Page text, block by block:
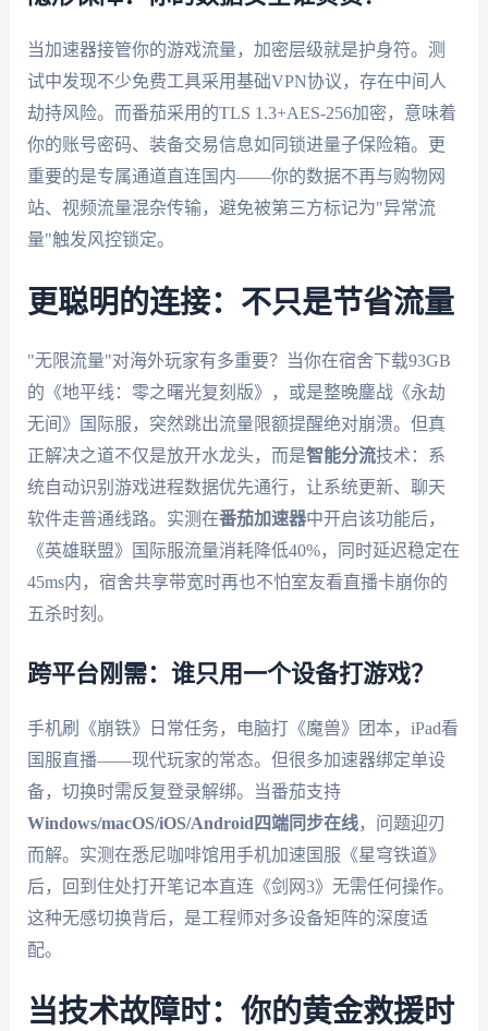
当加速器接管你的游戏流量，加密层级就是护身符。测
试中发现不少免费工具采用基础VPN协议，存在中间人
劫持风险。而番茄采用的TLS 1.3+AES-256加密，意味着
你的账号密码、装备交易信息如同锁进量子保险箱。更
重要的是专属通道直连国内——你的数据不再与购物网
站、视频流量混杂传输，避免被第三方标记为"异常流
量"触发风控锁定。
更聪明的连接：不只是节省流量
"无限流量"对海外玩家有多重要？当你在宿舍下载93GB
的《地平线：零之曙光复刻版》，或是整晚鏖战《永劫
无间》国际服，突然跳出流量限额提醒绝对崩溃。但真
正解决之道不仅是放开水龙头，而是智能分流技术：系
统自动识别游戏进程数据优先通行，让系统更新、聊天
软件走普通线路。实测在番茄加速器中开启该功能后，
《英雄联盟》国际服流量消耗降低40%，同时延迟稳定在
45ms内，宿舍共享带宽时再也不怕室友看直播卡崩你的
五杀时刻。
跨平台刚需：谁只用一个设备打游戏？
手机刷《崩铁》日常任务，电脑打《魔兽》团本，iPad看
国服直播——现代玩家的常态。但很多加速器绑定单设
备，切换时需反复登录解绑。当番茄支持
Windows/macOS/iOS/Android四端同步在线，问题迎刃
而解。实测在悉尼咖啡馆用手机加速国服《星穹铁道》
后，回到住处打开笔记本直连《剑网3》无需任何操作。
这种无感切换背后，是工程师对多设备矩阵的深度适
配。
当技术故障时：你的黄金救援时